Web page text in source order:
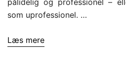
pålidelig og professionel –
som uprofessionel. …
Læs mere